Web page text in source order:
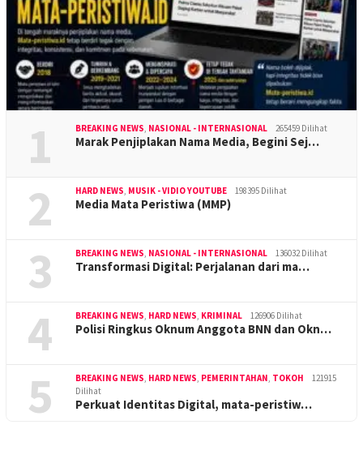
1 BREAKING NEWS, NASIONAL - INTERNASIONAL 265459 Dilihat
Marak Penjiplakan Nama Media, Begini Sej…
2 HARD NEWS, MUSIK - VIDIO YOUTUBE 198395 Dilihat
Media Mata Peristiwa (MMP)
3 BREAKING NEWS, NASIONAL - INTERNASIONAL 136032 Dilihat
Transformasi Digital: Perjalanan dari ma…
4 BREAKING NEWS, HARD NEWS, KRIMINAL 126906 Dilihat
Polisi Ringkus Oknum Anggota BNN dan Okn…
5 BREAKING NEWS, HARD NEWS, PEMERINTAHAN, TOKOH
121915
Dilihat
Perkuat Identitas Digital, mata-peristiw…